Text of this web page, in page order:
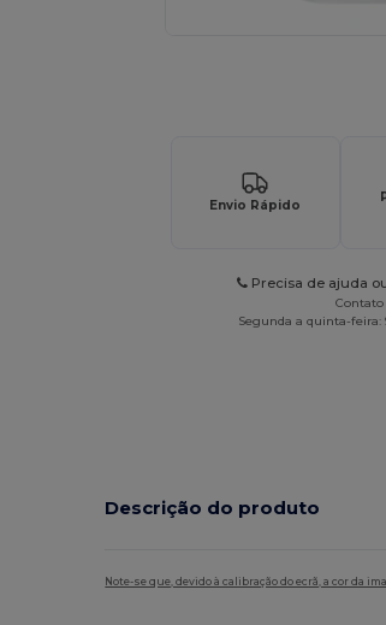
Envio Rápido
Precisa de ajuda
Segunda a quinta-feira:
Descrição do produto
Note-se que, devido à calibração do ecrã, a cor da